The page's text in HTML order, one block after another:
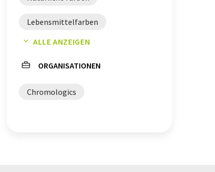
Lebensmittelfarben
Seedfinanzierung
Handlinggeräte
ALLE ANZEIGEN
ORGANISATIONEN
Chromologics